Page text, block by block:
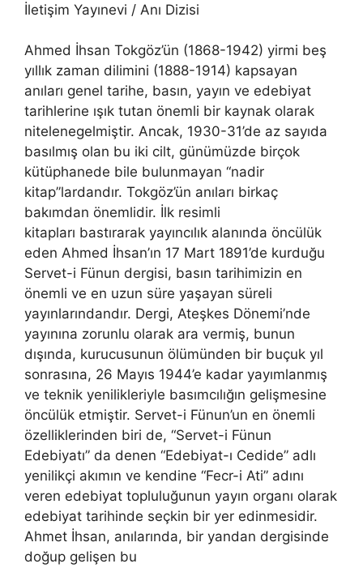
İletişim Yayınevi / Anı Dizisi
Ahmed İhsan Tokgöz’ün (1868-1942) yirmi beş
yıllık zaman dilimini (1888-1914) kapsayan
anıları genel tarihe, basın, yayın ve edebiyat
tarihlerine ışık tutan önemli bir kaynak olarak
nitelenegelmiştir. Ancak, 1930-31’de az sayıda
basılmış olan bu iki cilt, günümüzde birçok
kütüphanede bile bulunmayan “nadir
kitap”lardandır. Tokgöz’ün anıları birkaç
bakımdan önemlidir. İlk resimli
kitapları bastırarak yayıncılık alanında öncülük
eden Ahmed İhsan’ın 17 Mart 1891’de kurduğu
Servet-i Fünun dergisi, basın tarihimizin en
önemli ve en uzun süre yaşayan süreli
yayınlarındandır. Dergi, Ateşkes Dönemi’nde
yayınına zorunlu olarak ara vermiş, bunun
dışında, kurucusunun ölümünden bir buçuk yıl
sonrasına, 26 Mayıs 1944’e kadar yayımlanmış
ve teknik yenilikleriyle basımcılığın gelişmesine
öncülük etmiştir. Servet-i Fünun’un en önemli
özelliklerinden biri de, “Servet-i Fünun
Edebiyatı” da denen “Edebiyat-ı Cedide” adlı
yenilikçi akımın ve kendine “Fecr-i Ati” adını
veren edebiyat topluluğunun yayın organı olarak
edebiyat tarihinde seçkin bir yer edinmesidir.
Ahmet İhsan, anılarında, bir yandan dergisinde
doğup gelişen bu